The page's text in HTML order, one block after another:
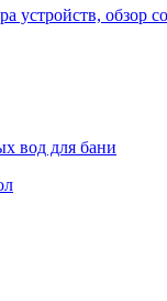
устройств, обзор
вод для бани